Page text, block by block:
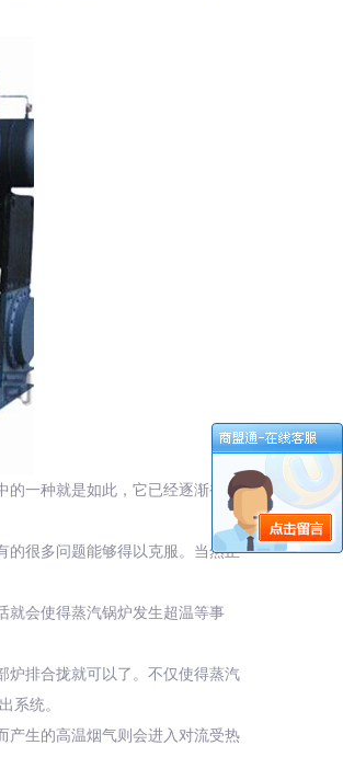
的一种就是如此，它已经逐渐被更
的很多问题能够得以克服。当然正
就会使得蒸汽锅炉发生超温等事
炉排合拢就可以了。不仅使得蒸汽
系统。
产生的高温烟气则会进入对流受热